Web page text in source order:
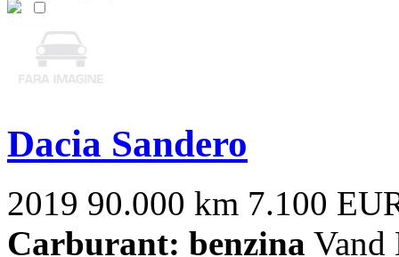
Dacia Sandero
2019 90.000 km 7.100
Carburant: benzina Vand